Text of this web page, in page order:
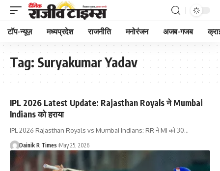
टॉप-न्यूज़ मध्यप्रदेश राजनीति मनोरंजन अजब-गजब
Tag: Suryakumar Yadav
IPL 2026 Latest Update: Rajasthan Royals ने Mumbai
Indians को हराया
IPL 2026 Rajasthan Royals vs Mumbai Indians: RR ने MI को 30…
Dainik R Times May 25, 2026